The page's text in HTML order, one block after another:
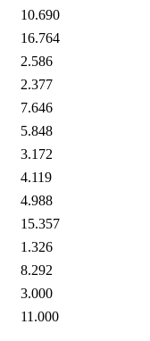
10.690
16.764
2.586
2.377
7.646
5.848
3.172
4.119
4.988
15.357
1.326
8.292
3.000
11.000